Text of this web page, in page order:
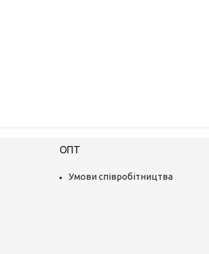
ОПТ
Умови співробітництва